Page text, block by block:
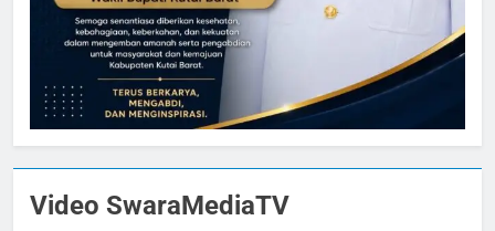
Video SwaraMediaTV